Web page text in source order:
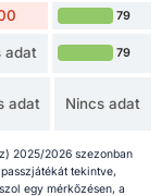
79
adat 79
adat Nincs adat
2025/2026 szezonban
tekintve,
egy mérkőzésen, a